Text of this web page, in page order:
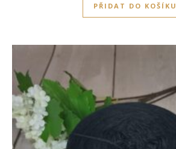
PŘIDAT DO KOŠÍKU